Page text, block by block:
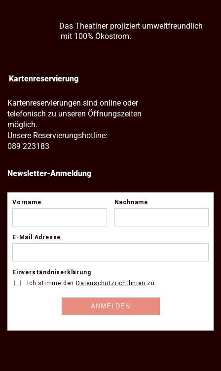
Das Theatiner projiziert umweltfreundlich
mit 100% Ökostrom.
Kartenreservierung
Kartenreservierungen sind online oder
telefonisch zu unseren Öffnungszeiten
möglich.
Unsere Reservierungshotline:
089 223183
Newsletter-Anmeldung